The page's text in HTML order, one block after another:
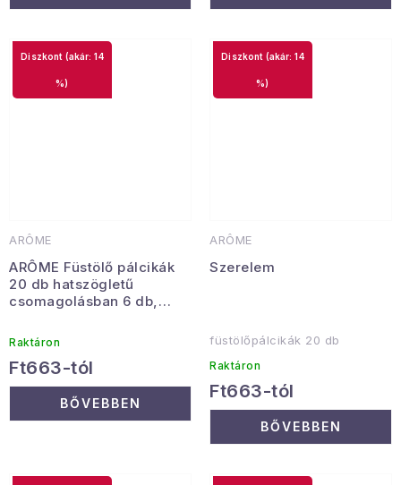
ARÔME
ARÔME Füstölő pálcikák
20 db hatszögletű
csomagolásban 6 db,
(akár: 14
%)
Raktáron
Ft663-tól
BŐVEBBEN
ARÔME
Szerelem
(akár: 14
%)
füstölőpálcikák 20 db
Raktáron
Ft663-tól
BŐVEBBEN